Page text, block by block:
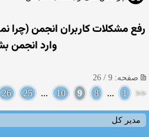
رفع مشکلات کاربران انجمن (چرا
وارد انجمن
صفحه: 9 / 26
<<
1
...
8
9
10
...
25
26
مدیر کل